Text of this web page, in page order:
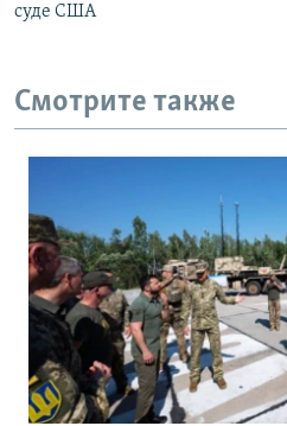
суде США
Смотрите также